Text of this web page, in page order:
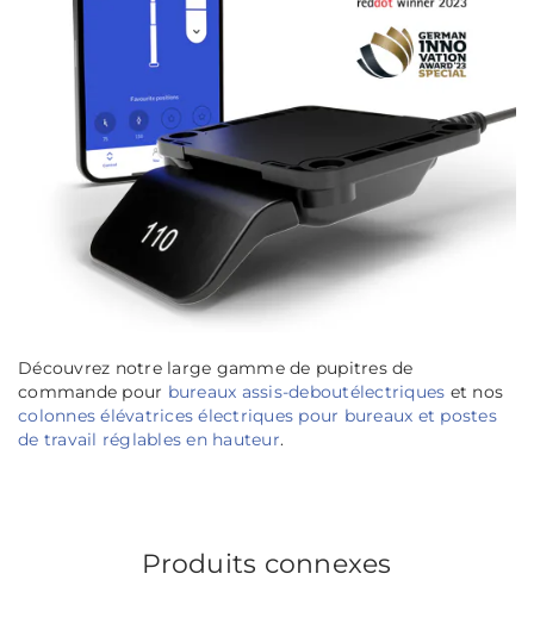
Découvrez notre large gamme de pupitres de
commande pour bureaux assis-deboutélectriques et nos
colonnes élévatrices électriques pour bureaux et postes
de travail réglables en hauteur.
Produits connexes